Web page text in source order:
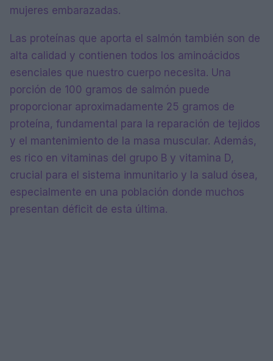
mujeres embarazadas.
Las proteínas que aporta el salmón también son de
alta calidad y contienen todos los aminoácidos
esenciales que nuestro cuerpo necesita. Una
porción de 100 gramos de salmón puede
proporcionar aproximadamente 25 gramos de
proteína, fundamental para la reparación de tejidos
y el mantenimiento de la masa muscular. Además,
es rico en vitaminas del grupo B y vitamina D,
crucial para el sistema inmunitario y la salud ósea,
especialmente en una población donde muchos
presentan déficit de esta última.